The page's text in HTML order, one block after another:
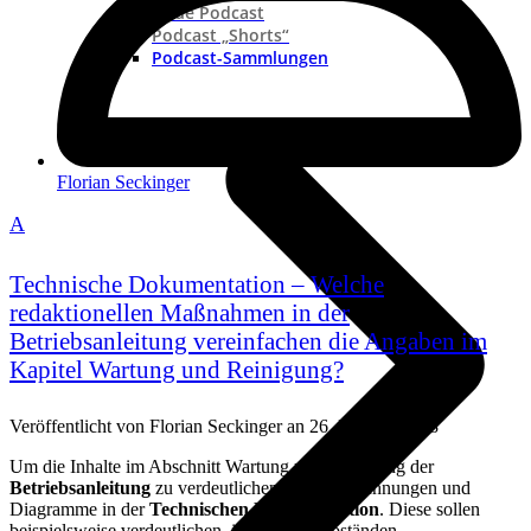
Neue Podcast
Podcast „Shorts“
Podcast-Sammlungen
Florian Seckinger
A
Technische Dokumentation – Welche
redaktionellen Maßnahmen in der
Betriebsanleitung vereinfachen die Angaben im
Kapitel Wartung und Reinigung?
Veröffentlicht von Florian Seckingeran 26. Februar 2018
Um die Inhalte im Abschnitt Wartung und Reinigung der
Betriebsanleitung zu verdeutlichen, helfen Zeichnungen und
Diagramme in derTechnischen Dokumentation. Diese sollen